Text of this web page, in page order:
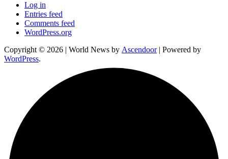
Log in
Entries feed
Comments feed
WordPress.org
Copyright © 2026 | World News by Ascendoor| Powered by
WordPress.